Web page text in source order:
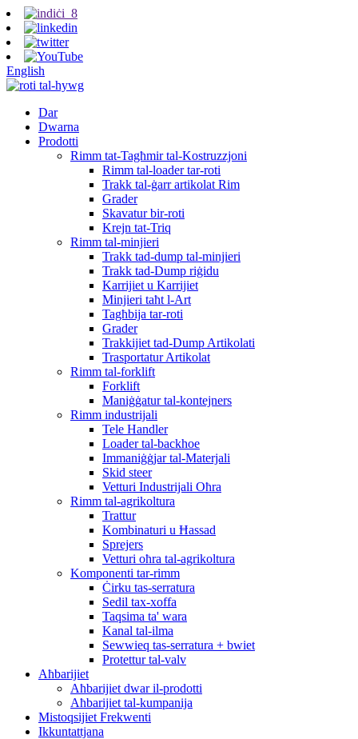
English
Dar
Dwarna
Prodotti
Rimm tat-Tagħmir tal-Kostruzzjoni
Rimm tal-loader tar-roti
Trakk tal-ġarr artikolat Rim
Grader
Skavatur bir-roti
Krejn tat-Triq
Rimm tal-minjieri
Trakk tad-dump tal-minjieri
Trakk tad-Dump riġidu
Karrijiet u Karrijiet
Minjieri taħt l-Art
Tagħbija tar-roti
Grader
Trakkijiet tad-Dump Artikolati
Trasportatur Artikolat
Rimm tal-forklift
Forklift
Maniġġatur tal-kontejners
Rimm industrijali
Tele Handler
Loader tal-backhoe
Immaniġġjar tal-Materjali
Skid steer
Vetturi Industrijali Oħra
Rimm tal-agrikoltura
Trattur
Kombinaturi u Ħassad
Sprejers
Vetturi oħra tal-agrikoltura
Komponenti tar-rimm
Ċirku tas-serratura
Sedil tax-xoffa
Taqsima ta' wara
Kanal tal-ilma
Sewwieq tas-serratura + bwiet
Protettur tal-valv
Aħbarijiet
Aħbarijiet dwar il-prodotti
Aħbarijiet tal-kumpanija
Mistoqsijiet Frekwenti
Ikkuntattjana